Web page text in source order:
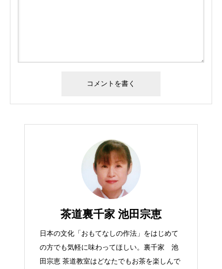
茶道裏千家 池田宗恵
日本の文化「おもてなしの作法」をはじめて
の方でも気軽に味わってほしい。裏千家 池
田宗恵 茶道教室はどなたでもお茶を楽しんで